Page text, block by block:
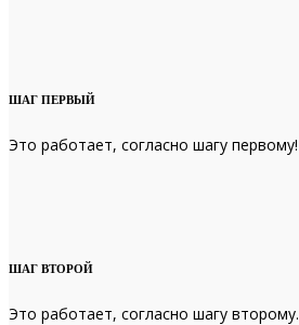
ШАГ ПЕРВЫЙ
Это работает, согласно шагу первому!
ШАГ ВТОРОЙ
Это работает, согласно шагу второму.